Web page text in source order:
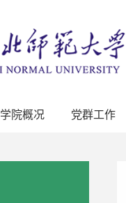
学院概况 党群工作